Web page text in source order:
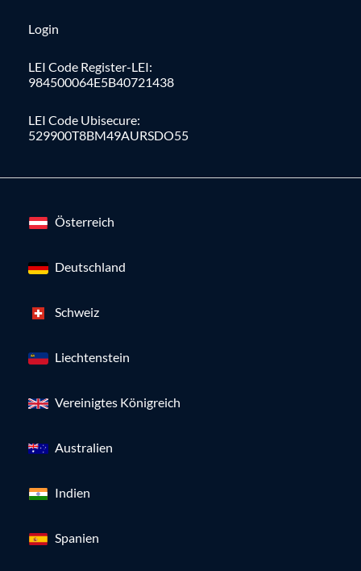
Login
LEI Code Register-LEI:
984500064E5B40721438
LEI Code Ubisecure:
529900T8BM49AURSDO55
Österreich
Deutschland
Schweiz
Liechtenstein
Vereinigtes Königreich
Australien
Indien
Spanien